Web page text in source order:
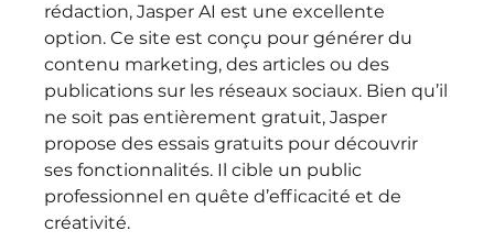
rédaction, Jasper AI est une excellente
option. Ce site est conçu pour générer du
contenu marketing, des articles ou des
publications sur les réseaux sociaux. Bien qu’il
ne soit pas entièrement gratuit, Jasper
propose des essais gratuits pour découvrir
ses fonctionnalités. Il cible un public
professionnel en quête d’efficacité et de
créativité.